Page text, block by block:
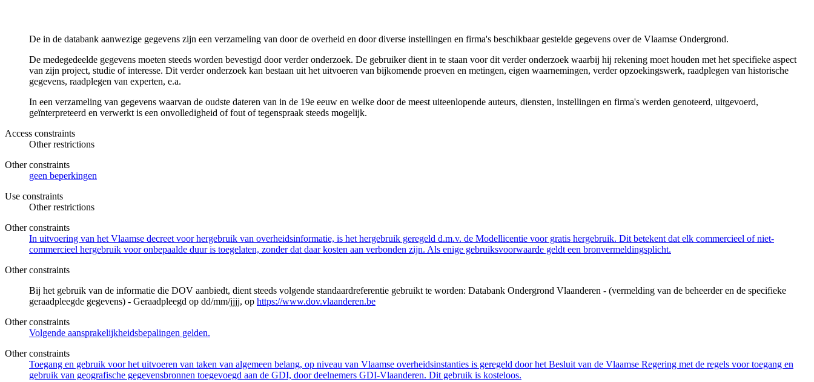
De in de databank aanwezige gegevens zijn een verzameling van door de overheid en door diverse instellingen en firma's beschikbaar gestelde gegevens over de Vlaamse Ondergrond.
De medegedeelde gegevens moeten steeds worden bevestigd door verder onderzoek. De gebruiker dient in te staan voor dit verder onderzoek waarbij hij rekening moet houden met het specifieke aspect
van zijn project, studie of interesse. Dit verder onderzoek kan bestaan uit het uitvoeren van bijkomende proeven en metingen, eigen waarnemingen, verder opzoekingswerk, raadplegen van historische
gegevens, raadplegen van experten, e.a.
In een verzameling van gegevens waarvan de oudste dateren van in de 19e eeuw en welke door de meest uiteenlopende auteurs, diensten, instellingen en firma's werden genoteerd, uitgevoerd,
geïnterpreteerd en verwerkt is een onvolledigheid of fout of tegenspraak steeds mogelijk.
Access constraints
Other restrictions
Other constraints
geen beperkingen
Use constraints
Other restrictions
Other constraints
In uitvoering van het Vlaamse decreet voor hergebruik van overheidsinformatie, is het hergebruik geregeld d.m.v. de Modellicentie voor gratis hergebruik. Dit betekent dat elk commercieel of niet-
commercieel hergebruik voor onbepaalde duur is toegelaten, zonder dat daar kosten aan verbonden zijn. Als enige gebruiksvoorwaarde geldt een bronvermeldingsplicht.
Other constraints
Bij het gebruik van de informatie die DOV aanbiedt, dient steeds volgende standaardreferentie gebruikt te worden: Databank Ondergrond Vlaanderen - (vermelding van de beheerder en de specifieke
geraadpleegde gegevens) - Geraadpleegd op dd/mm/jjjj, op https://www.dov.vlaanderen.be
Other constraints
Volgende aansprakelijkheidsbepalingen gelden.
Other constraints
Toegang en gebruik voor het uitvoeren van taken van algemeen belang, op niveau van Vlaamse overheidsinstanties is geregeld door het Besluit van de Vlaamse Regering met de regels voor toegang en
gebruik van geografische gegevensbronnen toegevoegd aan de GDI, door deelnemers GDI-Vlaanderen. Dit gebruik is kosteloos.